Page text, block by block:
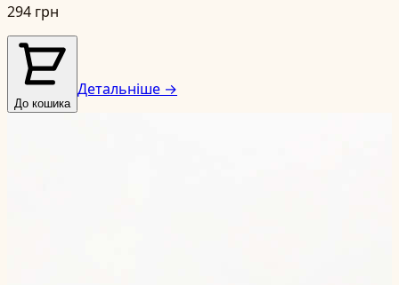
294 грн
До кошика
Детальніше →